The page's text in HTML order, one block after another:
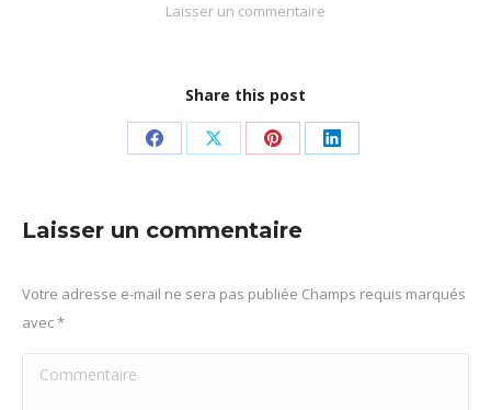
Laisser un commentaire
Share this post
PartagerPartagerPartager
Pinterest
Partager
Laisser un commentaire
Votre adresse e-mail ne sera pas publiée Champs requis marqués
avec*
Commentaire